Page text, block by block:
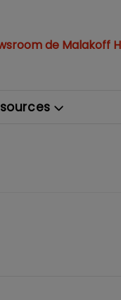
de Malakoff